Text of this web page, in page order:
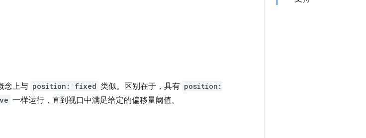
念上与 position: fixed 类似。区别在于，具有 position:
一样运行，直到视口中满足给定的偏移量阈值。